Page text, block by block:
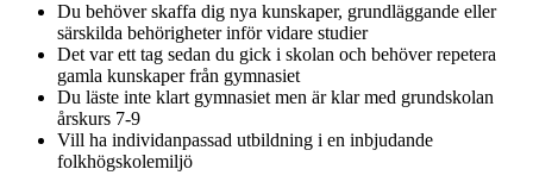
Du behöver skaffa dig nya kunskaper, grundläggande eller
särskilda behörigheter inför vidare studier
Det var ett tag sedan du gick i skolan och behöver repetera
gamla kunskaper från gymnasiet
Du läste inte klart gymnasiet men är klar med grundskolan
årskurs 7-9
Vill ha individanpassad utbildning i en inbjudande
folkhögskolemiljö